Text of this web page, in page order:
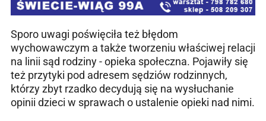
Sporo uwagi poświęciła też błędom
wychowawczym a także tworzeniu właściwej relacji
na linii sąd rodziny - opieka społeczna. Pojawiły się
też przytyki pod adresem sędziów rodzinnych,
którzy zbyt rzadko decydują się na wysłuchanie
opinii dzieci w sprawach o ustalenie opieki nad nimi.